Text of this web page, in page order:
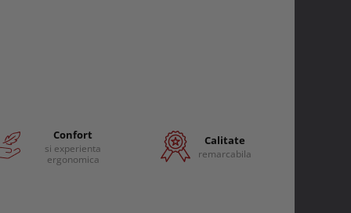
Confort
si experienta
ergonomica
Calitate
remarcabila